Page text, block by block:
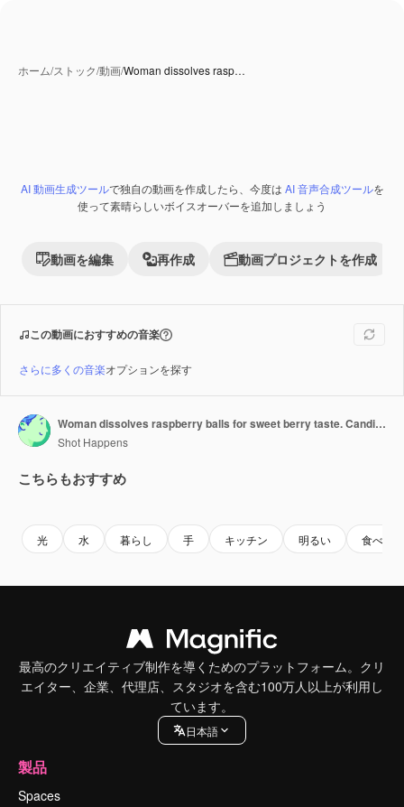
ホーム/ストック/動画/Woman dissolves rasp…
Premium
AI 動画生成ツールで独自の動画を作成したら、今度は AI 音声合成ツールを
使って素晴らしいボイスオーバーを追加しましょう
動画を編集 再作成 動画プロジェクトを作成
この動画におすすめの音楽
さらに多くの音楽オプションを探す
Woman dissolves raspberry balls for sweet berry taste. Candies fall into clean water with gas bubbles in plastic bottle macro low angle shot
Shot Happens
こちらもおすすめ
光 水 暮らし 手 キッチン 明るい 食べ物
最高のクリエイティブ制作を導くためのプラットフォーム。クリ
エイター、企業、代理店、スタジオを含む100万人以上が利用し
ています。
日本語
製品
Spaces